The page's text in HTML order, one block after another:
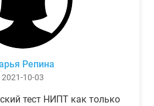
Репина
2021-10-03
тест НИПТ как только